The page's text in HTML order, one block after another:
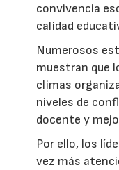
convivencia
calidad
Numerosos
muestran que
climas
niveles de
docente y
Por ello, los
vez más